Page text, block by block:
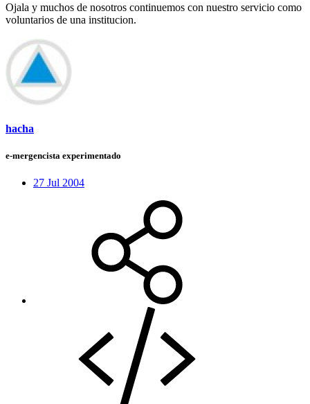
Ojala y muchos de nosotros continuemos con nuestro servicio como
voluntarios de una institucion.
hacha
e-mergencista experimentado
27 Jul 2004